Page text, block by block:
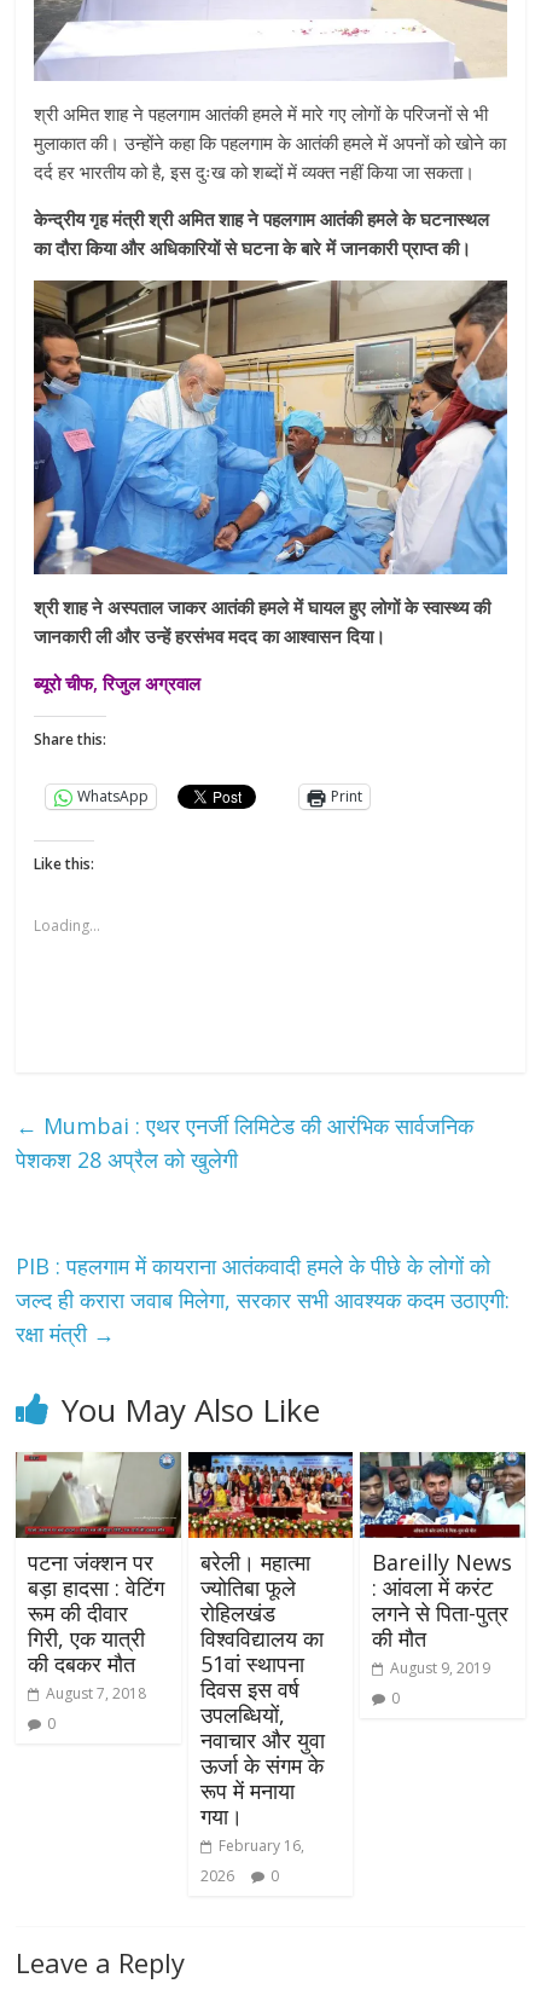
श्री अमित शाह ने पहलगाम आतंकी हमले में मारे गए लोगों के परिजनों से भी
मुलाकात की। उन्होंने कहा कि पहलगाम के आतंकी हमले में अपनों को खोने का
दर्द हर भारतीय को है, इस दुःख को शब्दों में व्यक्त नहीं किया जा सकता।
केन्द्रीय गृह मंत्री श्री अमित शाह ने पहलगाम आतंकी हमले के घटनास्थल
का दौरा किया और अधिकारियों से घटना के बारे में जानकारी प्राप्त की।
श्री शाह ने अस्पताल जाकर आतंकी हमले में घायल हुए लोगों के स्वास्थ्य की
जानकारी ली और उन्हें हरसंभव मदद का आश्वासन दिया।
ब्यूरो चीफ, रिजुल अग्रवाल
Share this:
WhatsApp Print
Like this:
Loading...
← Mumbai : एथर एनर्जी लिमिटेड की आरंभिक सार्वजनिक
पेशकश 28 अप्रैल को खुलेगी
PIB : पहलगाम में कायराना आतंकवादी हमले के पीछे के लोगों को
जल्द ही करारा जवाब मिलेगा, सरकार सभी आवश्यक कदम उठाएगी:
रक्षा मंत्री →
You May Also Like
पटना जंक्‍शन पर
बड़ा हादसा : वेटिंग
रूम की दीवार
गिरी, एक यात्री
की दबकर मौत
August 7, 2018
0
बरेली। महात्मा
ज्योतिबा फूले
रोहिलखंड
विश्वविद्यालय का
51वां स्थापना
दिवस इस वर्ष
उपलब्धियों,
नवाचार और युवा
ऊर्जा के संगम के
रूप में मनाया
गया।
February 16,
2026
0
Bareilly News
: आंवला में करंट
लगने से पिता-पुत्र
की मौत
August 9, 2019
0
Leave a Reply